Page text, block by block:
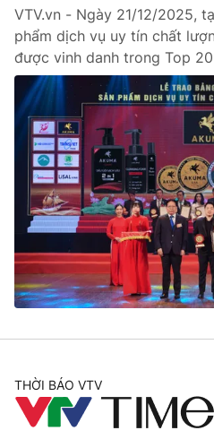
Xã hội
Pháp luật
Y tế
Thế giới
Tin tức
Thế giới đó đây
Câu chuyện quốc tế
Kinh tế
Tài chính
Thị trường
Góc doanh nghiệp
Dữ liệu và đời sống
Truyền hình
Phim VTV
Hậu trường
Giải trí
Điện ảnh
VTV.vn - Ngày 21/12/2025,
phẩm dịch vụ uy tín chất
được vinh danh trong Top
THỜI BÁO VTV